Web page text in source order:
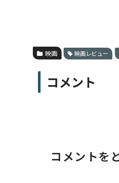
映画 映画レビュー
コメント
コメントを